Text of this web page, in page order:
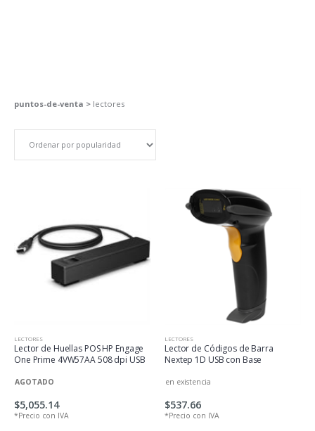
puntos-de-venta > lectores
LECTORES
Lector de Huellas POS HP Engage
One Prime 4VW57AA 508 dpi USB
AGOTADO
$5,055.14
*Precio con IVA
LECTORES
Lector de Códigos de Barra
Nextep 1D USB con Base
en existencia
$537.66
*Precio con IVA